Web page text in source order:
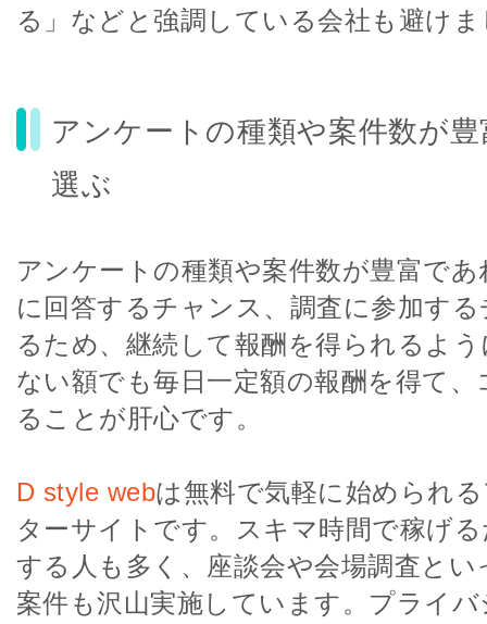
る」などと強調している会社も避け
アンケートの種類や案件数が
選ぶ
アンケートの種類や案件数が豊富で
に回答するチャンス、調査に参加す
るため、継続して報酬を得られるよ
ない額でも毎日一定額の報酬を得て
ることが肝心です。
D style webは無料で気軽に始められ
ターサイトです。スキマ時間で稼げ
する人も多く、座談会や会場調査とい
案件も沢山実施しています。プライ